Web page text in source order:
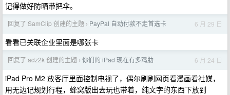
记得做好防晒带把伞。
回复了 SamClip 创建的主题 › PayPal 自动付款不走首选卡 6 月 29 日
看看已关联企业里面是哪张卡
回复了 adz2k 创建的主题 › 你们的 iPad 现在有多鸡肋 6 月 24 日
iPad Pro M2 放客厅里面控制电视了，偶尔刷刷网页看漫画看社媒，
用无边记规划行程，蜂窝版出去玩也带着，纯文字的东西下放到